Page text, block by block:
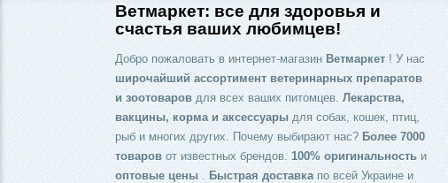
Ветмаркет: все для здоровья и
счастья ваших любимцев!
Добро пожаловать в интернет-магазин Ветмаркет ! У нас
широчайший ассортимент ветеринарных препаратов
и зоотоваров для всех ваших питомцев. Лекарства,
вакцины, корма и аксессуары для собак, кошек, птиц,
рыб и многих других. Почему выбирают нас? Более 7000
товаров от известных брендов. 100% оригинальность и
оптовые цены
Быстрая доставка по всей Украине и